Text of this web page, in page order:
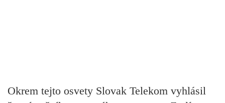
Okrem tejto osvety Slovak Telekom vyhlásil